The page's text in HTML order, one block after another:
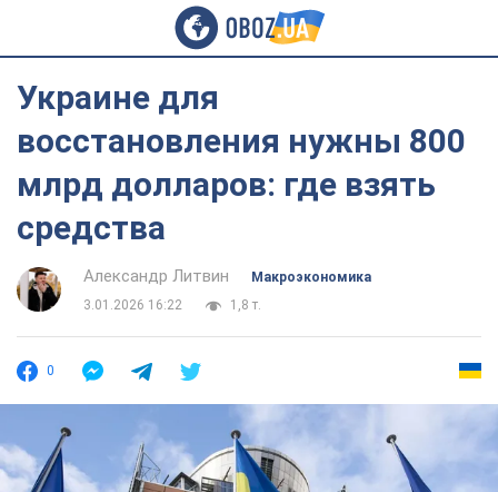
Украине для
восстановления нужны 800
млрд долларов: где взять
средства
Александр Литвин
Mакроэкономика
3.01.2026 16:22
1,8 т.
0